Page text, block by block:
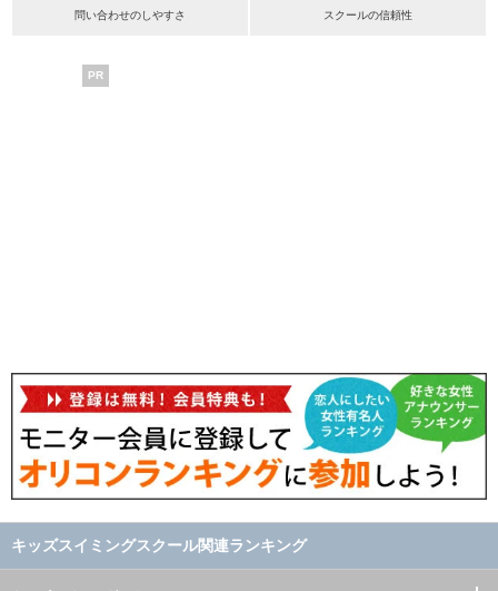
問い合わせのしやすさ スクールの信頼性
PR
キッズスイミングスクール関連ランキング